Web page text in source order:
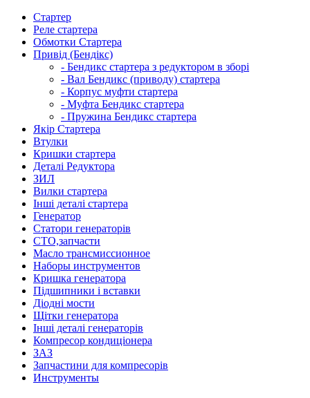
Стартер
Реле стартера
Обмотки Стартера
Привід (Бендікс)
- Бендикс стартера з редуктором в зборі
- Вал Бендикс (приводу) стартера
- Корпус муфти стартера
- Муфта Бендикс стартера
- Пружина Бендикс стартера
Якір Стартера
Втулки
Кришки стартера
Деталі Редуктора
ЗИЛ
Вилки стартера
Інші деталі стартера
Генератор
Cтатори генераторів
СТО,запчасти
Масло трансмиссионное
Наборы инструментов
Кришка генератора
Підшипники і вставки
Діодні мости
Щітки генератора
Інші деталі генераторів
Компресор кондиціонера
ЗАЗ
Запчастини для компресорів
Инструменты